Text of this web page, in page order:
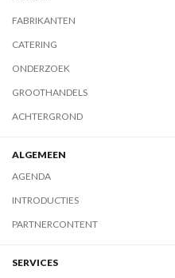
FABRIKANTEN
CATERING
ONDERZOEK
GROOTHANDELS
ACHTERGROND
ALGEMEEN
AGENDA
INTRODUCTIES
PARTNERCONTENT
SERVICES